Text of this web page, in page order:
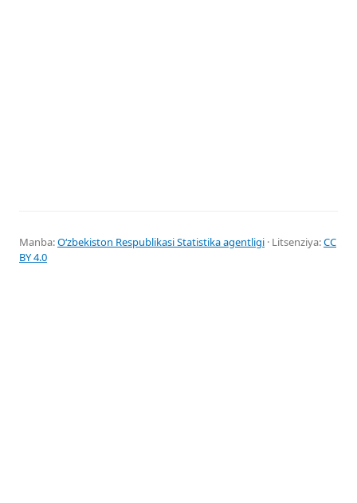
Manba:Oʻzbekiston Respublikasi Statistika agentligi · Litsenziya:CC
BY 4.0